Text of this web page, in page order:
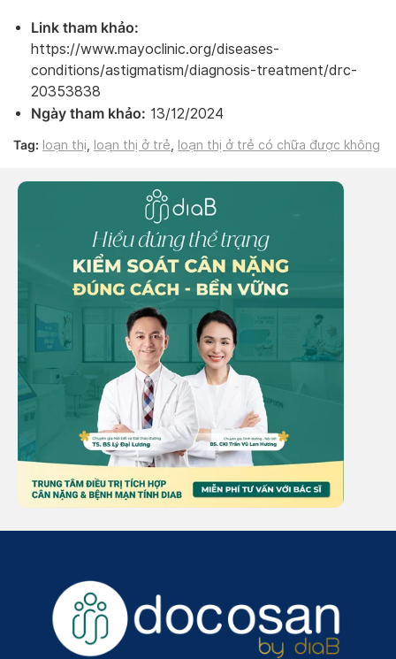
Link tham khảo:
https://www.mayoclinic.org/diseases-
conditions/astigmatism/diagnosis-treatment/drc-
20353838
Ngày tham khảo: 13/12/2024
Tag: loạn thị loạn thị ở trẻ loạn thị ở trẻ có chữa được không